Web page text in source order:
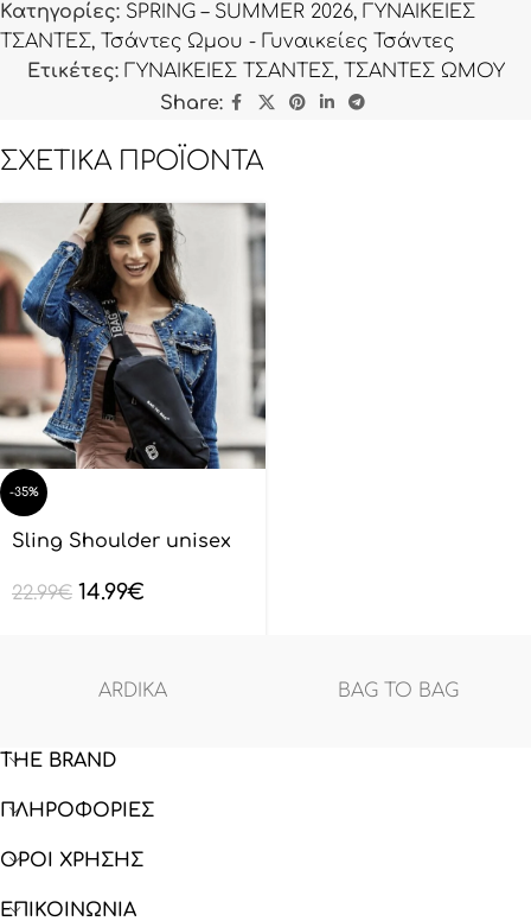
Κατηγορίες: SPRING – SUMMER 2026, ΓΥΝΑΙΚΕΙΕΣ
ΤΣΑΝΤΕΣ, Τσάντες Ωμου - Γυναικείες Τσάντες
Ετικέτες: ΓΥΝΑΙΚΕΙΕΣ ΤΣΑΝΤΕΣ, ΤΣΑΝΤΕΣ ΩΜΟΥ
Share:
ΣΧΕΤΙΚΆ ΠΡΟΪΌΝΤΑ
-35%
Sling Shoulder unisex
BL132801
22.99€ 14.99€
ARDIKA BAG TO BAG
THE BRAND
ΠΛΗΡΟΦΟΡΙΕΣ
ΟΡΟΙ ΧΡΗΣΗΣ
ΕΠΙΚΟΙΝΩΝΙΑ